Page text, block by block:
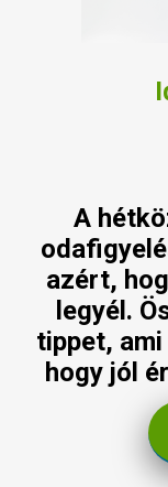
A
azért,
legyél.
tippet,
hogy jól